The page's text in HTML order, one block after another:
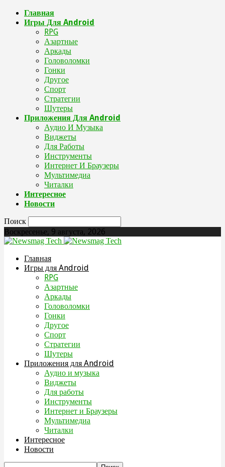
Главная
Игры Для Android
RPG
Азартные
Аркады
Головоломки
Гонки
Другое
Спорт
Стратегии
Шутеры
Приложения Для Android
Аудио И Музыка
Виджеты
Для Работы
Инструменты
Интернет И Браузеры
Мультимедиа
Читалки
Интересное
Новости
Поиск
Воскресенье, 9 августа, 2026
Главная
Игры для Android
RPG
Азартные
Аркады
Головоломки
Гонки
Другое
Спорт
Стратегии
Шутеры
Приложения для Android
Аудио и музыка
Виджеты
Для работы
Инструменты
Интернет и Браузеры
Мультимедиа
Читалки
Интересное
Новости